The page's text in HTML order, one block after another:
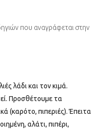
που αναγράφεται στην
λάδι και τον κιμά.
Προσθέτουμε τα
(καρότο, πιπεριές). Έπειτα
αλάτι, πιπέρι,